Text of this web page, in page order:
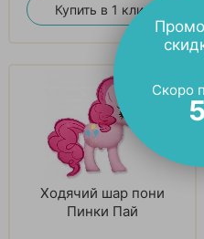
Купить в 1 клик
Ходячий шар пони
Пинки Пай
Скоро